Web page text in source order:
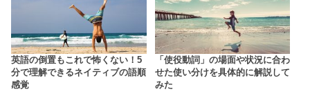
英語の倒置もこれで怖くない！5
分で理解できるネイティブの語順
感覚
「使役動詞」の場面や状況に合わ
せた使い分けを具体的に解説して
みた